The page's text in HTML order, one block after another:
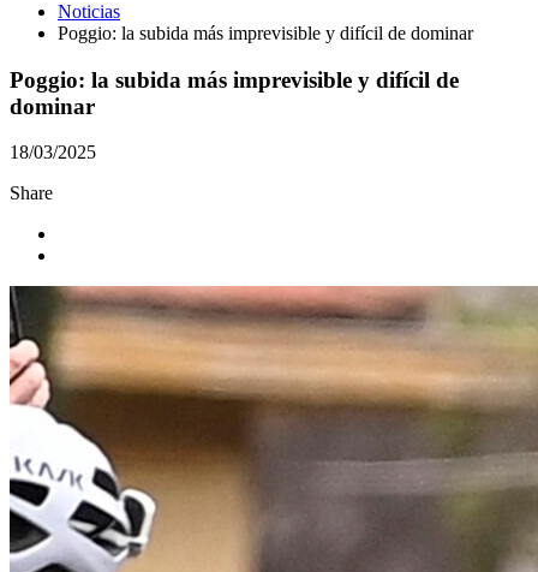
Noticias
Poggio: la subida más imprevisible y difícil de dominar
Poggio: la subida más imprevisible y difícil de
dominar
18/03/2025
Share